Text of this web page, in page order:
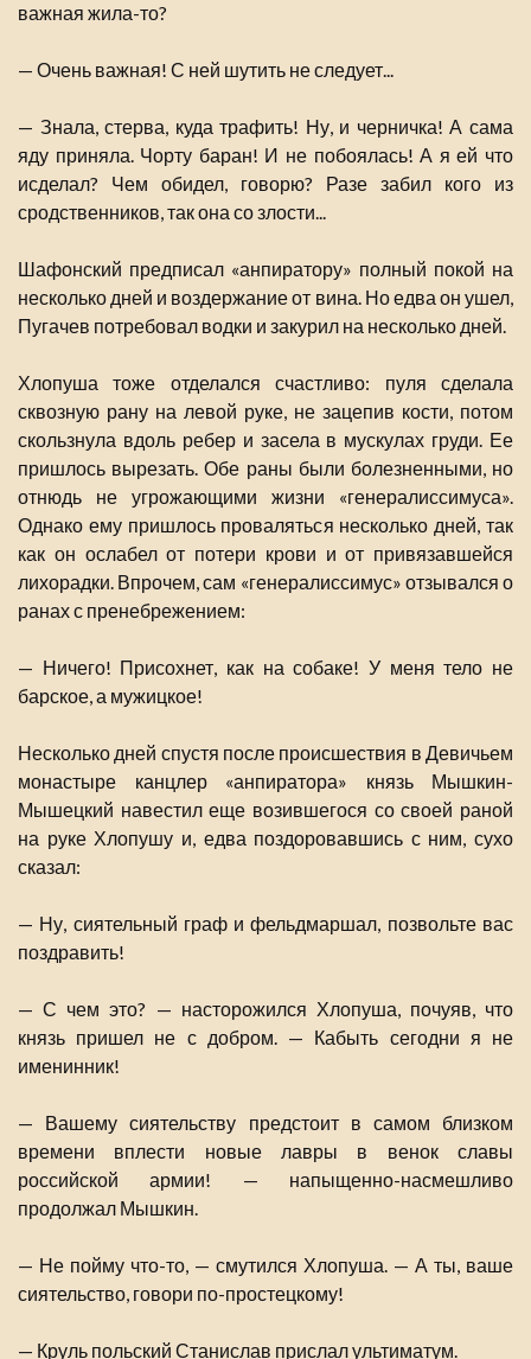
важная жила-то?
— Очень важная! С ней шутить не следует...
— Знала, стерва, куда трафить! Ну, и черничка! А сама
яду приняла. Чорту баран! И не побоялась! А я ей что
исделал? Чем обидел, говорю? Разе забил кого из
сродственников, так она со злости...
Шафонский предписал «анпиратору» полный покой на
несколько дней и воздержание от вина. Но едва он ушел,
Пугачев потребовал водки и закурил на несколько дней.
Хлопуша тоже отделался счастливо: пуля сделала
сквозную рану на левой руке, не зацепив кости, потом
скользнула вдоль ребер и засела в мускулах груди. Ее
пришлось вырезать. Обе раны были болезненными, но
отнюдь не угрожающими жизни «генералиссимуса».
Однако ему пришлось проваляться несколько дней, так
как он ослабел от потери крови и от привязавшейся
лихорадки. Впрочем, сам «генералиссимус» отзывался о
ранах с пренебрежением:
— Ничего! Присохнет, как на собаке! У меня тело не
барское, а мужицкое!
Несколько дней спустя после происшествия в Девичьем
монастыре канцлер «анпиратора» князь Мышкин-
Мышецкий навестил еще возившегося со своей раной
на руке Хлопушу и, едва поздоровавшись с ним, сухо
сказал:
— Ну, сиятельный граф и фельдмаршал, позвольте вас
поздравить!
— С чем это? — насторожился Хлопуша, почуяв, что
князь пришел не с добром. — Кабыть сегодни я не
именинник!
— Вашему сиятельству предстоит в самом близком
времени вплести новые лавры в венок славы
российской армии! — напыщенно-насмешливо
продолжал Мышкин.
— Не пойму что-то, — смутился Хлопуша. — А ты, ваше
сиятельство, говори по-простецкому!
— Круль польский Станислав прислал ультиматум.